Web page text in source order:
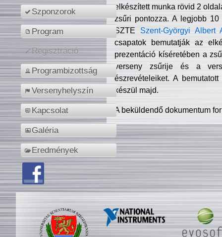
Szponzorok
Program
Regisztráció
Programbizottság
Versenyhelyszín
Kapcsolat
Galéria
Eredmények
elkészített munka rövid 2
zsűri pontozza. A legjobb
SZTE Szent-Györgyi Albert
csapatok bemutatják az
prezentáció kíséretében a
verseny zsűrije és a
észrevételeiket. A
készül majd.
A beküldendő dokumentum